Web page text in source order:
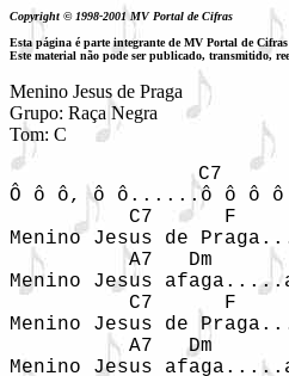
Copyright © 1998-2001 MV Portal de Cifras
Esta página é parte integrante de MV Portal de
Este material não pode ser publicado, transmitido,
Menino Jesus de Praga
Grupo: Raça Negra
C7
Ô ô ô, ô ô......ô ô ô
C7      F
Menino Jesus de
A7   Dm
Menino Jesus
C7      F
Menino Jesus de
A7   Dm
Menino Jesus